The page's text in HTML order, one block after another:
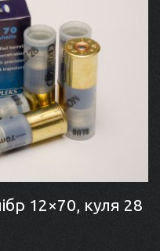
12×70, куля 28